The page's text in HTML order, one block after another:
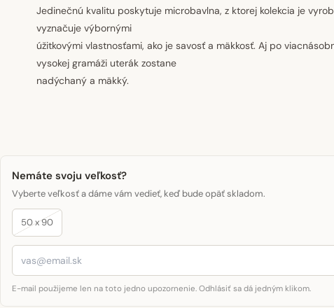
Jedinečnú kvalitu poskytuje microbavlna, z ktorej kolekcia je
vyznačuje výbornými
úžitkovými vlastnosťami, ako je savosť a mäkkosť. Aj po
vysokej gramáži uterák zostane
nadýchaný a mäkký.
Nemáte svoju veľkosť?
Vyberte veľkosť a dáme vám vedieť, keď bude opäť skladom.
50 x 90
E-mail použijeme len na toto jedno upozornenie. Odhlásiť sa dá jedným klikom.